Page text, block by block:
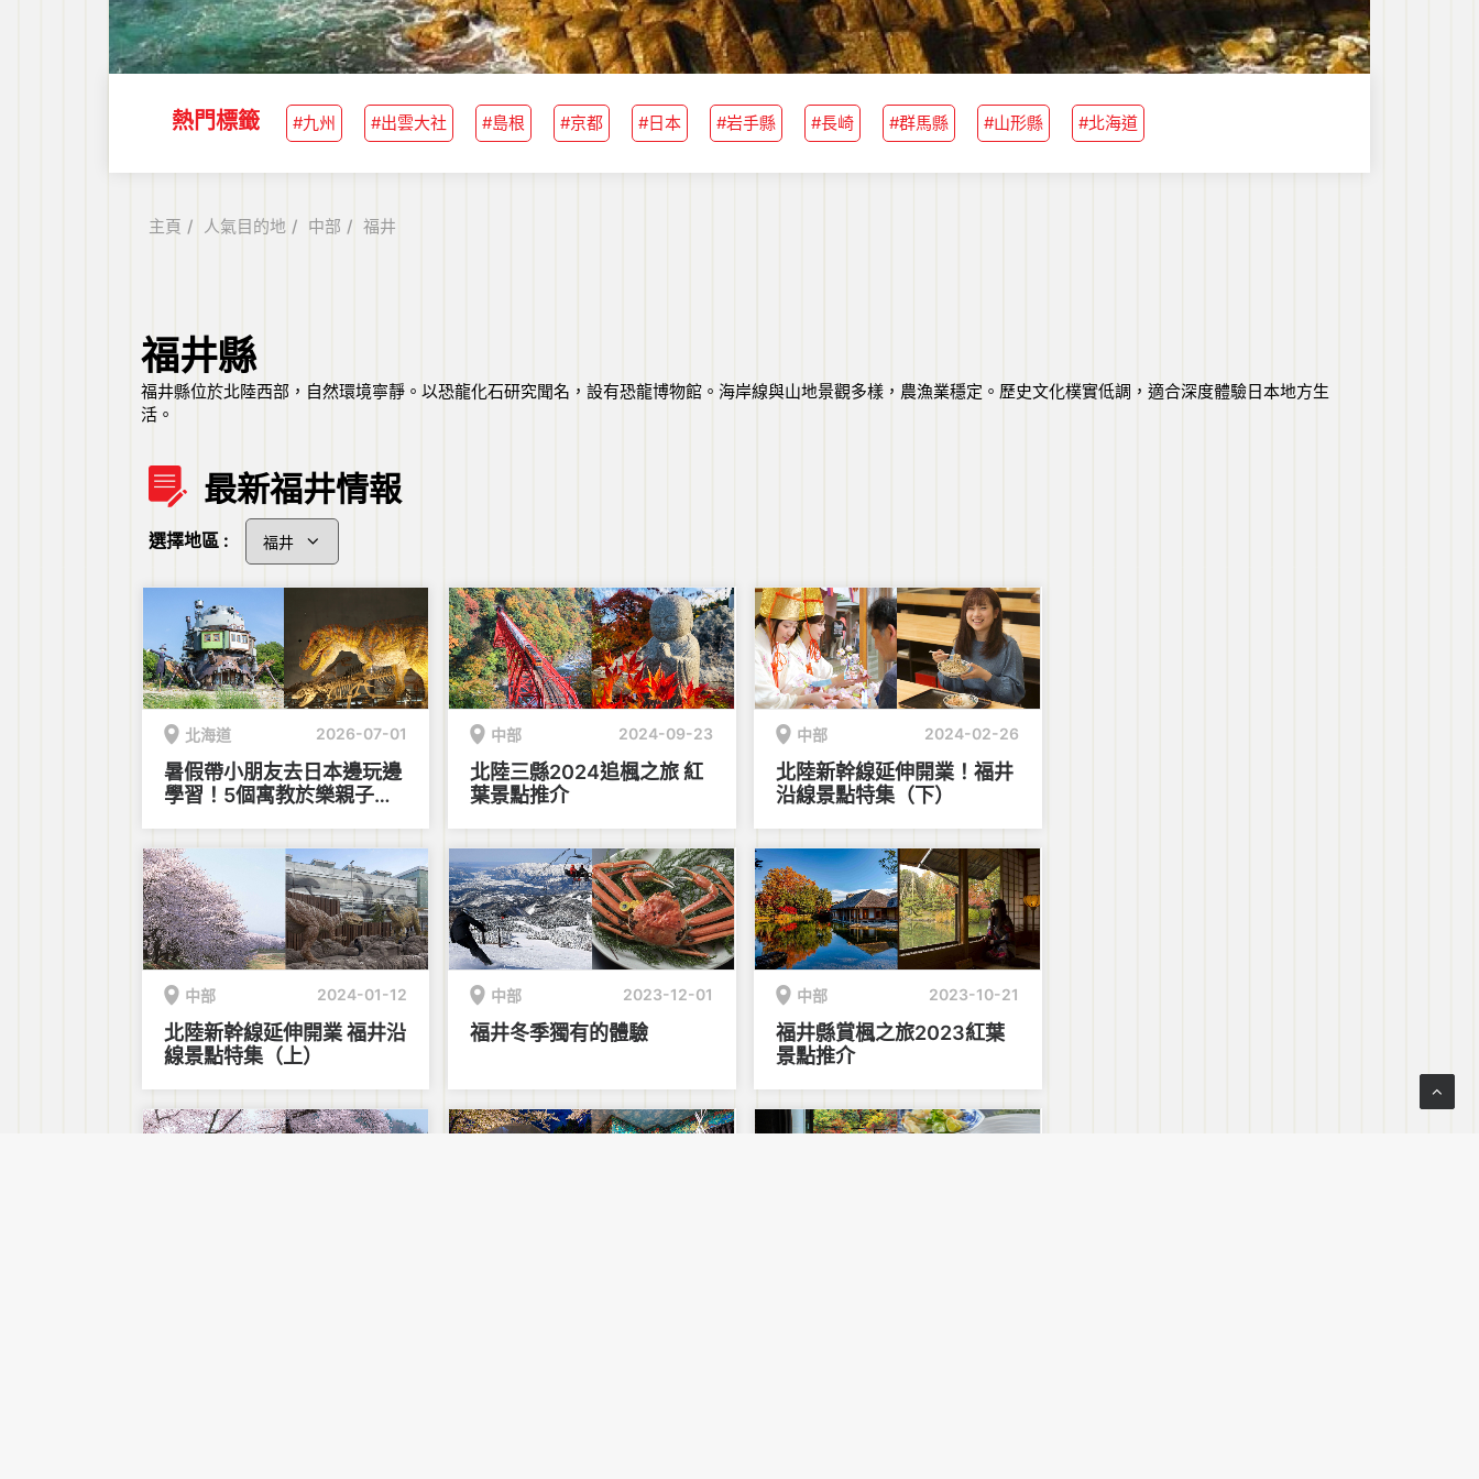
熱門標籤 #九州 #出雲大社 #島根 #京都 #日本 #岩手縣 #長崎 #群馬縣 #山形縣 #北海道
主頁 人氣目的地 中部 福井
福井縣
福井縣位於北陸西部，自然環境寧靜。以恐龍化石研究聞名，設有恐龍博物館。海岸線與山地景觀多樣，農漁業穩定。歷史文化樸實低調，適合深度體驗日本地方生
活。
最新福井情報
選擇地區 :
北海道 2026-07-01
暑假帶小朋友去日本邊玩邊
學習！5個寓教於樂親子景
中部 2024-09-23
北陸三縣2024追楓之旅 紅
葉景點推介
中部 2024-02-26
北陸新幹線延伸開業！福井
沿線景點特集（下）
中部 2024-01-12
北陸新幹線延伸開業 福井沿
線景點特集（上）
中部 2023-12-01
福井冬季獨有的體驗
中部 2023-10-21
福井縣賞楓之旅2023紅葉
景點推介